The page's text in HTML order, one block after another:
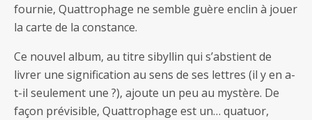
fournie, Quattrophage ne semble guère enclin à jouer
la carte de la constance.
Ce nouvel album, au titre sibyllin qui s’abstient de
livrer une signification au sens de ses lettres (il y en a-
t-il seulement une ?), ajoute un peu au mystère. De
façon prévisible, Quattrophage est un… quatuor,